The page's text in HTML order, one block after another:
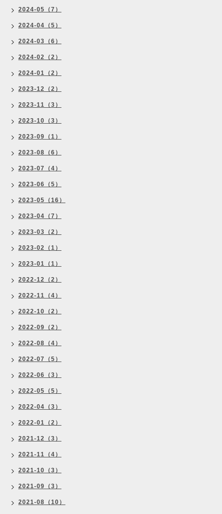
2024-05（7）
2024-04（5）
2024-03（6）
2024-02（2）
2024-01（2）
2023-12（2）
2023-11（3）
2023-10（3）
2023-09（1）
2023-08（6）
2023-07（4）
2023-06（5）
2023-05（16）
2023-04（7）
2023-03（2）
2023-02（1）
2023-01（1）
2022-12（2）
2022-11（4）
2022-10（2）
2022-09（2）
2022-08（4）
2022-07（5）
2022-06（3）
2022-05（5）
2022-04（3）
2022-01（2）
2021-12（3）
2021-11（4）
2021-10（3）
2021-09（3）
2021-08（10）